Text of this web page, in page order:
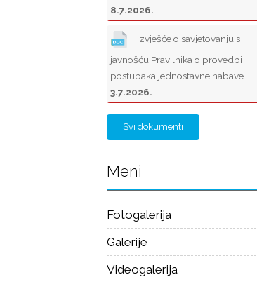
8.7.2026.
Izvješće o savjetovanju s
javnošću Pravilnika o provedbi
postupaka jednostavne nabave
3.7.2026.
Svi dokumenti
Meni
Fotogalerija
Galerije
Videogalerija